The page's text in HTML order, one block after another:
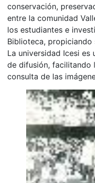
conservación,
entre la comunidad
los estudiantes e
Biblioteca, propiciando
La universidad Icesi
de difusión, facilitando
consulta de las